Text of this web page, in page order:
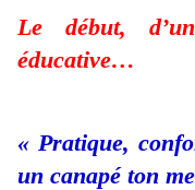
Le début,
éducative…
« Pratique,
un canapé ton